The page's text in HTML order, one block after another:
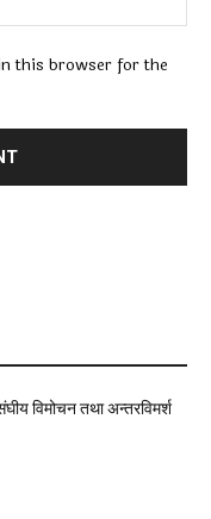
this browser for the
विमोचन तथा अन्तरविमर्श